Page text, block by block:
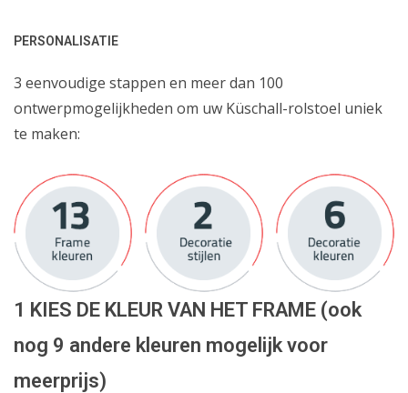
PERSONALISATIE
3 eenvoudige stappen en meer dan 100
ontwerpmogelijkheden om uw Küschall-rolstoel uniek
te maken:
1 KIES DE KLEUR VAN HET FRAME (ook
nog 9 andere kleuren mogelijk voor
meerprijs)